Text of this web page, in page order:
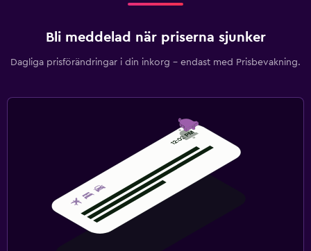
Bli meddelad när priserna sjunker
Dagliga prisförändringar i din inkorg – endast med Prisbevakning.